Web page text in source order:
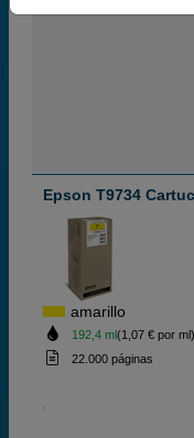
Epson T9734
amarillo
192,4 ml(1,07 € por ml)
22.000 páginas